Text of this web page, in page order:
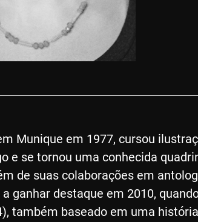
Munique em 1977, cursou
e se tornou uma conhecida
de suas colaborações em
ganhar destaque em 2010,
também baseado em uma